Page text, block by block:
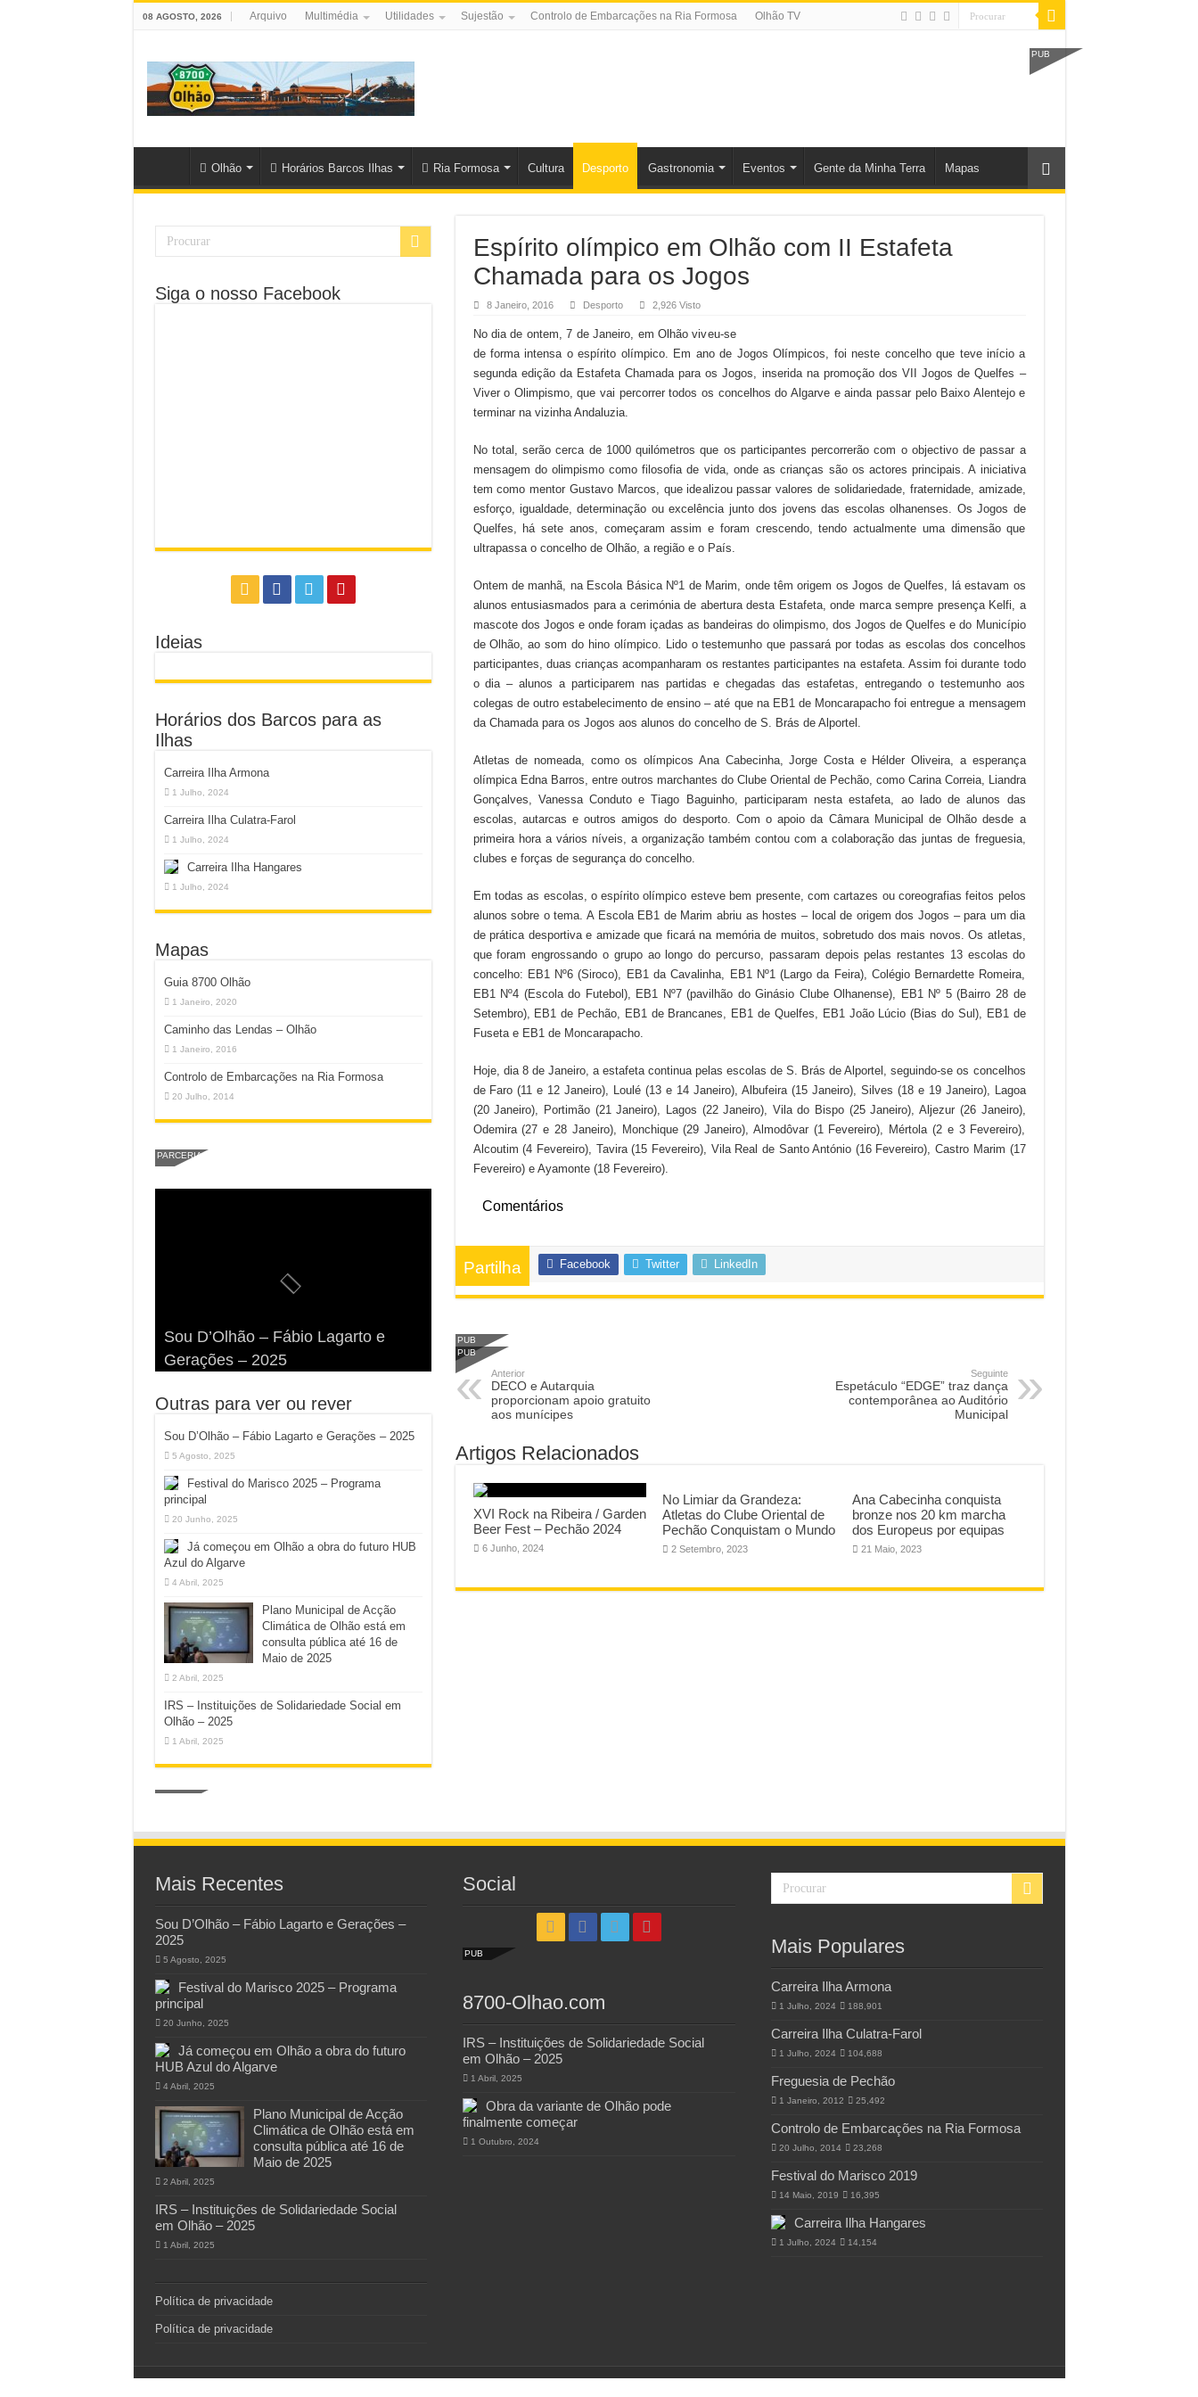
08 AGOSTO, 2026 Arquivo Multimédia Utilidades Sujestão Controlo de Embarcações na Ria Formosa Olhão TV
PUB
Olhão Horários Barcos Ilhas Ria Formosa Cultura Desporto Gastronomia Eventos Gente da Minha Terra Mapas
Espírito olímpico em Olhão com II Estafeta
Chamada para os Jogos
8 Janeiro, 2016 Desporto 2,926 Visto
No dia de ontem, 7 de Janeiro, em Olhão viveu-se
de forma intensa o espírito olímpico. Em ano de Jogos Olímpicos, foi neste concelho que teve início a
segunda edição da Estafeta Chamada para os Jogos, inserida na promoção dos VII Jogos de Quelfes –
Viver o Olimpismo, que vai percorrer todos os concelhos do Algarve e ainda passar pelo Baixo Alentejo e
terminar na vizinha Andaluzia.
No total, serão cerca de 1000 quilómetros que os participantes percorrerão com o objectivo de passar a
mensagem do olimpismo como filosofia de vida, onde as crianças são os actores principais. A iniciativa
tem como mentor Gustavo Marcos, que idealizou passar valores de solidariedade, fraternidade, amizade,
esforço, igualdade, determinação ou excelência junto dos jovens das escolas olhanenses. Os Jogos de
Quelfes, há sete anos, começaram assim e foram crescendo, tendo actualmente uma dimensão que
ultrapassa o concelho de Olhão, a região e o País.
Ontem de manhã, na Escola Básica Nº1 de Marim, onde têm origem os Jogos de Quelfes, lá estavam os
alunos entusiasmados para a cerimónia de abertura desta Estafeta, onde marca sempre presença Kelfi, a
mascote dos Jogos e onde foram içadas as bandeiras do olimpismo, dos Jogos de Quelfes e do Município
de Olhão, ao som do hino olímpico. Lido o testemunho que passará por todas as escolas dos concelhos
participantes, duas crianças acompanharam os restantes participantes na estafeta. Assim foi durante todo
o dia – alunos a participarem nas partidas e chegadas das estafetas, entregando o testemunho aos
colegas de outro estabelecimento de ensino – até que na EB1 de Moncarapacho foi entregue a mensagem
da Chamada para os Jogos aos alunos do concelho de S. Brás de Alportel.
Atletas de nomeada, como os olímpicos Ana Cabecinha, Jorge Costa e Hélder Oliveira, a esperança
olímpica Edna Barros, entre outros marchantes do Clube Oriental de Pechão, como Carina Correia, Liandra
Gonçalves, Vanessa Conduto e Tiago Baguinho, participaram nesta estafeta, ao lado de alunos das
escolas, autarcas e outros amigos do desporto. Com o apoio da Câmara Municipal de Olhão desde a
primeira hora a vários níveis, a organização também contou com a colaboração das juntas de freguesia,
clubes e forças de segurança do concelho.
Em todas as escolas, o espírito olímpico esteve bem presente, com cartazes ou coreografias feitos pelos
alunos sobre o tema. A Escola EB1 de Marim abriu as hostes – local de origem dos Jogos – para um dia
de prática desportiva e amizade que ficará na memória de muitos, sobretudo dos mais novos. Os atletas,
que foram engrossando o grupo ao longo do percurso, passaram depois pelas restantes 13 escolas do
concelho: EB1 Nº6 (Siroco), EB1 da Cavalinha, EB1 Nº1 (Largo da Feira), Colégio Bernardette Romeira,
EB1 Nº4 (Escola do Futebol), EB1 Nº7 (pavilhão do Ginásio Clube Olhanense), EB1 Nº 5 (Bairro 28 de
Setembro), EB1 de Pechão, EB1 de Brancanes, EB1 de Quelfes, EB1 João Lúcio (Bias do Sul), EB1 de
Fuseta e EB1 de Moncarapacho.
Hoje, dia 8 de Janeiro, a estafeta continua pelas escolas de S. Brás de Alportel, seguindo-se os concelhos
de Faro (11 e 12 Janeiro), Loulé (13 e 14 Janeiro), Albufeira (15 Janeiro), Silves (18 e 19 Janeiro), Lagoa
(20 Janeiro), Portimão (21 Janeiro), Lagos (22 Janeiro), Vila do Bispo (25 Janeiro), Aljezur (26 Janeiro),
Odemira (27 e 28 Janeiro), Monchique (29 Janeiro), Almodôvar (1 Fevereiro), Mértola (2 e 3 Fevereiro),
Alcoutim (4 Fevereiro), Tavira (15 Fevereiro), Vila Real de Santo António (16 Fevereiro), Castro Marim (17
Fevereiro) e Ayamonte (18 Fevereiro).
Comentários
Partilha Facebook Twitter LinkedIn
PUB
PUB
Anterior
DECO e Autarquia
proporcionam apoio gratuito
aos munícipes
Seguinte
Espetáculo “EDGE” traz dança
contemporânea ao Auditório
Municipal
Artigos Relacionados
XVI Rock na Ribeira / Garden
Beer Fest – Pechão 2024
6 Junho, 2024
No Limiar da Grandeza:
Atletas do Clube Oriental de
Pechão Conquistam o Mundo
2 Setembro, 2023
Ana Cabecinha conquista
bronze nos 20 km marcha
dos Europeus por equipas
21 Maio, 2023
Siga o nosso Facebook
Ideias
Horários dos Barcos para as
Ilhas
Carreira Ilha Armona
1 Julho, 2024
Carreira Ilha Culatra-Farol
1 Julho, 2024
Carreira Ilha Hangares
1 Julho, 2024
Mapas
Guia 8700 Olhão
1 Janeiro, 2020
Caminho das Lendas – Olhão
1 Janeiro, 2016
Controlo de Embarcações na Ria Formosa
20 Julho, 2014
PARCERIA
Sou D’Olhão – Fábio Lagarto e
Gerações – 2025
Armona: Música, Comida e
Diversão à Beira-Ria!
Taphani X Benkest: Vídeo Musical
na Ilha da Armona
“Lavar a Loiça” na Ilha dos
Hangares
Quatro Dias Mais Um de Aventura e
Diversão!
Outras para ver ou rever
Sou D’Olhão – Fábio Lagarto e Gerações – 2025
5 Agosto, 2025
Festival do Marisco 2025 – Programa
principal
20 Junho, 2025
Já começou em Olhão a obra do futuro HUB
Azul do Algarve
4 Abril, 2025
Plano Municipal de Acção
Climática de Olhão está em
consulta pública até 16 de
Maio de 2025
2 Abril, 2025
IRS – Instituições de Solidariedade Social em
Olhão – 2025
1 Abril, 2025
Mais Recentes
Sou D’Olhão – Fábio Lagarto e Gerações –
2025
5 Agosto, 2025
Festival do Marisco 2025 – Programa
principal
20 Junho, 2025
Já começou em Olhão a obra do futuro
HUB Azul do Algarve
4 Abril, 2025
Plano Municipal de Acção
Climática de Olhão está em
consulta pública até 16 de
Maio de 2025
2 Abril, 2025
IRS – Instituições de Solidariedade Social
em Olhão – 2025
1 Abril, 2025
Política de privacidade
Política de privacidade
Social
PUB
8700-Olhao.com
IRS – Instituições de Solidariedade Social
em Olhão – 2025
1 Abril, 2025
Obra da variante de Olhão pode
finalmente começar
1 Outubro, 2024
Mais Populares
Carreira Ilha Armona
1 Julho, 2024 188,901
Carreira Ilha Culatra-Farol
1 Julho, 2024 104,688
Freguesia de Pechão
1 Janeiro, 2012 25,492
Controlo de Embarcações na Ria Formosa
20 Julho, 2014 23,268
Festival do Marisco 2019
14 Maio, 2019 16,395
Carreira Ilha Hangares
1 Julho, 2024 14,154